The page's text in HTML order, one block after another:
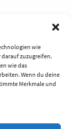
wie
zuzugreifen.
wie das
Wenn du deine
Merkmale und